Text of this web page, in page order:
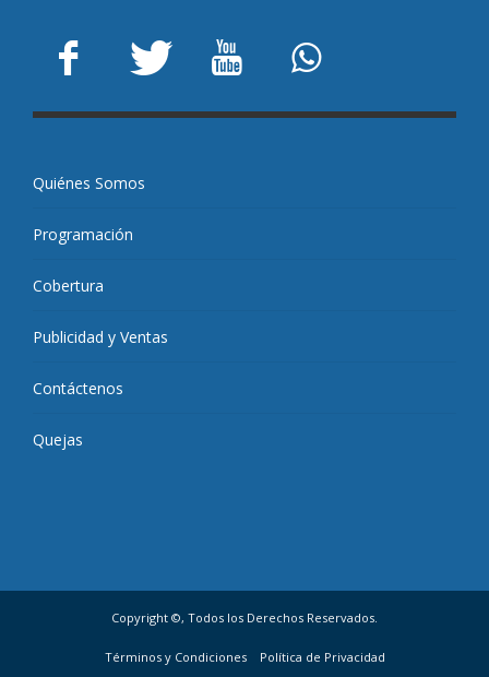
Quiénes Somos
Programación
Cobertura
Publicidad y Ventas
Contáctenos
Quejas
Copyright ©, Todos los Derechos Reservados.
Términos y Condiciones Política de Privacidad